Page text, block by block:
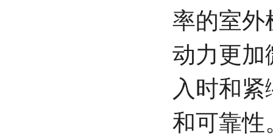
率的室外
动力更加
入时和
和可靠性